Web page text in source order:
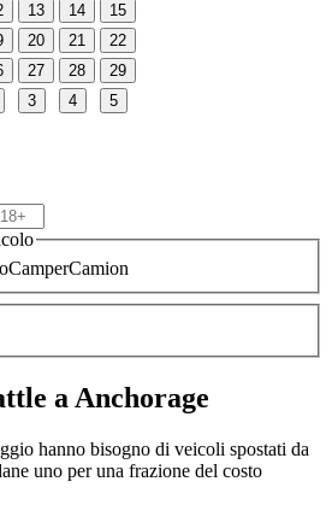
13 14
15
20 21
22
27 28
29
3 4 5
CamperCamion
a Anchorage
hanno bisogno di veicoli spostati da
uno per una frazione del costo